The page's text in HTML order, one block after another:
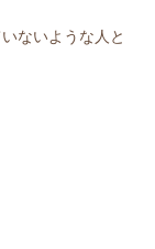
ないような人と